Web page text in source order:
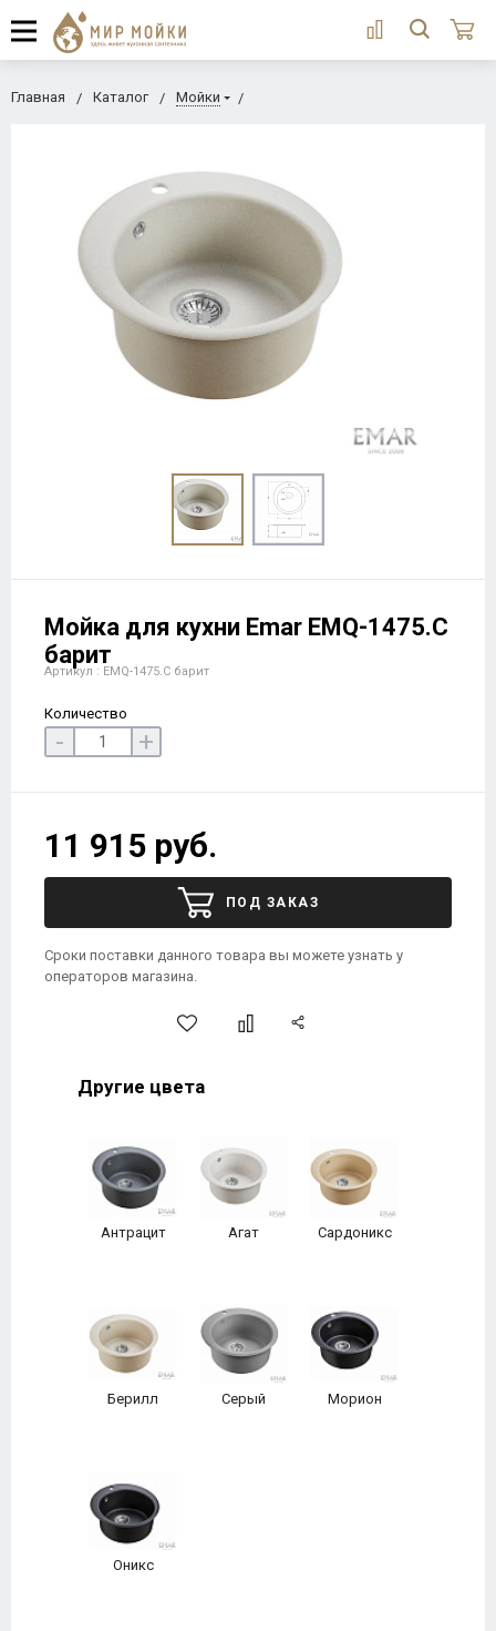
Главная Каталог Мойки
Мойка для кухни Еmar EMQ-1475.C
барит
Артикул : EMQ-1475.C барит
Количество
- +
11 915 руб.
ПОД ЗАКАЗ
Сроки поставки данного товара вы можете узнать у
операторов магазина.
Другие цвета
Антрацит Агат Сардоникс
Берилл Серый Морион
Оникс